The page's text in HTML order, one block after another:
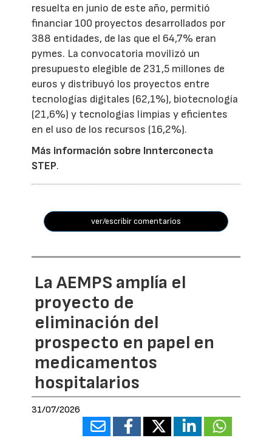
resuelta en junio de este año, permitió
financiar 100 proyectos desarrollados por
388 entidades, de las que el 64,7% eran
pymes. La convocatoria movilizó un
presupuesto elegible de 231,5 millones de
euros y distribuyó los proyectos entre
tecnologías digitales (62,1%), biotecnología
(21,6%) y tecnologías limpias y eficientes
en el uso de los recursos (16,2%).
Más información sobre Innterconecta
STEP.
ver/escribir comentarios
La AEMPS amplía el
proyecto de
eliminación del
prospecto en papel en
medicamentos
hospitalarios
31/07/2026